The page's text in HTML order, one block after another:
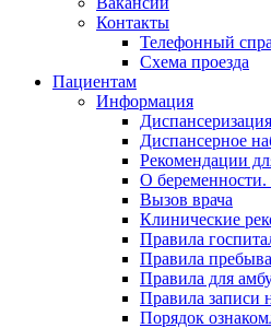
Контакты
Телефонный
Схема проезда
Пациентам
Информация
Диспансеризация
Диспансерное
Рекомендации
О беременности.
Вызов врача
Клинические
Правила
Правила
Правила для
Правила записи
Порядок